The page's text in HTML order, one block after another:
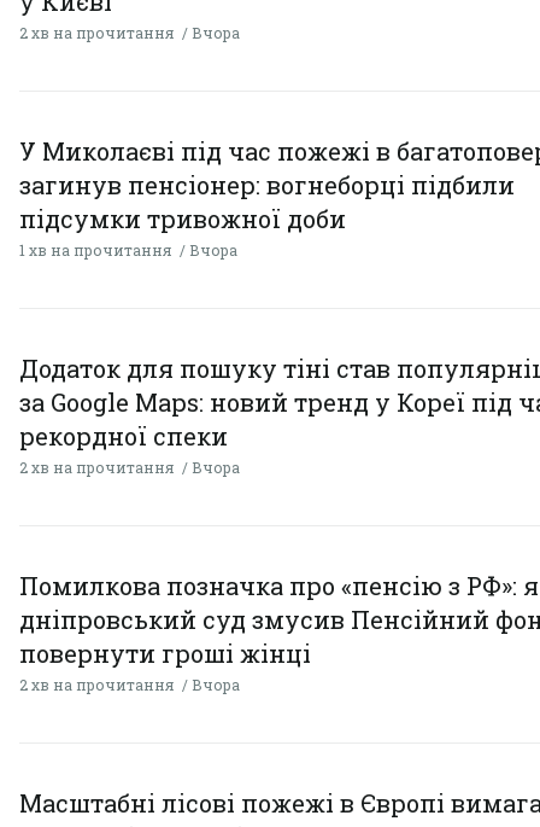
2 хв на прочитання Вчора
У Миколаєві під час пожежі в
загинув пенсіонер: вогнеборці підбили
підсумки тривожної доби
1 хв на прочитання Вчора
Додаток для пошуку тіні став
за Google Maps: новий тренд у Кореї під
рекордної спеки
2 хв на прочитання Вчора
Помилкова позначка про «пенсію з РФ»:
дніпровський суд змусив Пенсійний
повернути гроші жінці
2 хв на прочитання Вчора
Масштабні лісові пожежі в Європі